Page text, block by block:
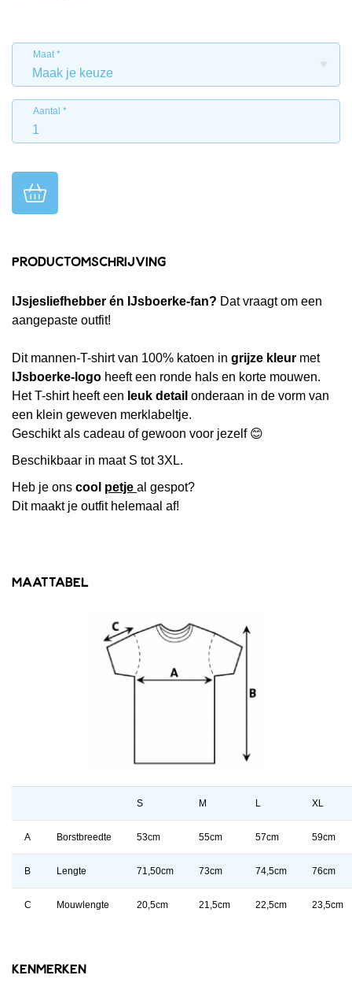
Maat
Aantal
Productomschrijving
IJsjesliefhebber én IJsboerke-fan? Dat vraagt om een
aangepaste outfit!
Dit mannen-T-shirt van 100% katoen in grijze kleur met
IJsboerke-logo heeft een ronde hals en korte mouwen.
Het T-shirt heeft een leuk detail onderaan in de vorm van
een klein geweven merklabeltje.
Geschikt als cadeau of gewoon voor jezelf 😊
Beschikbaar in maat S tot 3XL.
Heb je ons cool petje al gespot?
Dit maakt je outfit helemaal af!
Maattabel
S M L XL
A Borstbreedte 53cm 55cm 57cm 59cm
B Lengte 71,50cm 73cm 74,5cm 76cm
C Mouwlengte 20,5cm 21,5cm 22,5cm 23,5cm
Kenmerken